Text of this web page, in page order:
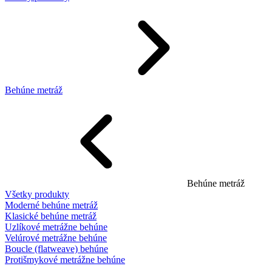
Behúne metráž
Behúne metráž
Všetky produkty
Moderné behúne metráž
Klasické behúne metráž
Uzlíkové metrážne behúne
Velúrové metrážne behúne
Boucle (flatweave) behúne
Protišmykové metrážne behúne